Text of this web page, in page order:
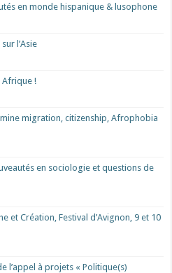
en monde hispanique & lusophone
l’Asie
Afrique !​
migration, citizenship, Afrophobia
en sociologie et questions de
et Création, Festival d’Avignon, 9 et 10
l’appel à projets « Politique(s)